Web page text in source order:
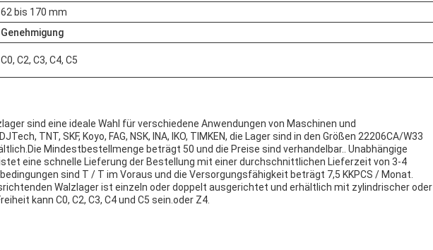
62 bis 170 mm
Genehmigung
C0, C2, C3, C4, C5
sind eine ideale Wahl für verschiedene Anwendungen von Maschinen und
TNT, SKF, Koyo, FAG, NSK, INA, IKO, TIMKEN, die Lager sind in den Größen 22206CA/W33
Mindestbestellmenge beträgt 50 und die Preise sind verhandelbar.. Unabhängige
eine schnelle Lieferung der Bestellung mit einer durchschnittlichen Lieferzeit von 3-4
sind T / T im Voraus und die Versorgungsfähigkeit beträgt 7,5 KKPCS / Monat.
Walzlager ist einzeln oder doppelt ausgerichtet und erhältlich mit zylindrischer oder
kann C0, C2, C3, C4 und C5 sein.oder Z4.